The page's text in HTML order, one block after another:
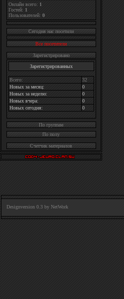
Онлайн всего: 1
Гостей: 1
Пользователей: 0
Cегодня нас посетили
Все посетители
Зарегистрировано
Зарегистрированных
Всего:
32
Новых за месяц:
0
Новых за неделю:
0
Новых вчера:
0
Новых сегодня:
0
По группам
По полу
Счетчик материалов
Designversion 0.3 by NetWork